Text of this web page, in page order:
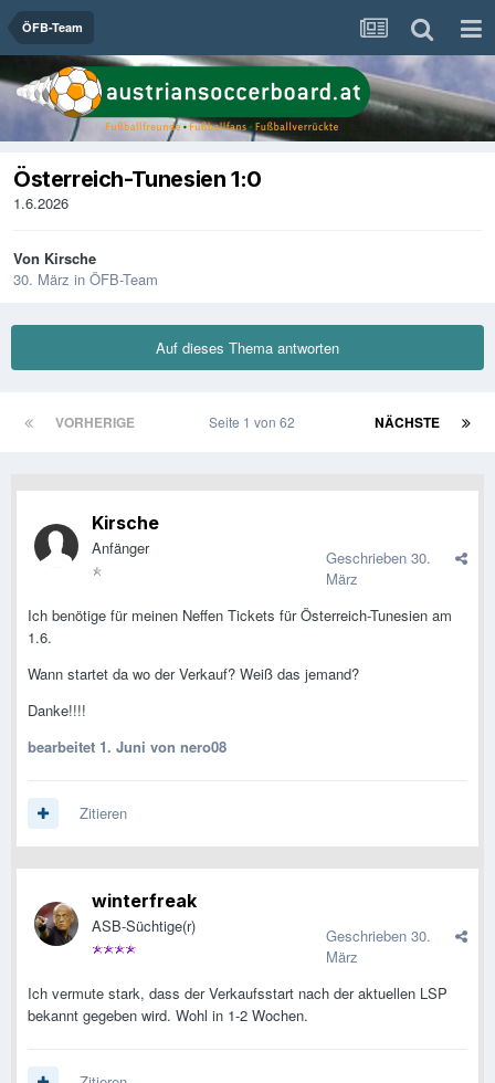
ÖFB-Team
Österreich-Tunesien 1:0
1.6.2026
Von Kirsche
30. März in ÖFB-Team
Auf dieses Thema antworten
VORHERIGE NÄCHSTE
Seite 1 von 62
Kirsche
Anfänger Geschrieben 30.
März
Ich benötige für meinen Neffen Tickets für Österreich-Tunesien am
1.6.
Wann startet da wo der Verkauf? Weiß das jemand?
Danke!!!!
bearbeitet 1. Juni von nero08
Zitieren
winterfreak
ASB-Süchtige(r) Geschrieben 30.
März
Ich vermute stark, dass der Verkaufsstart nach der aktuellen LSP
bekannt gegeben wird. Wohl in 1-2 Wochen.